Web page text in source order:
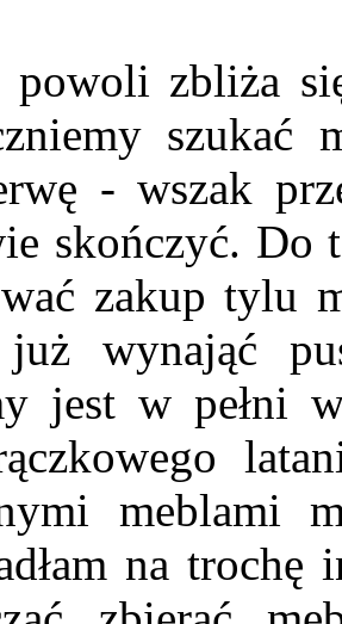
powoli zbliża
szukać
- wszak
skończyć. Do
zakup tylu
wynająć
jest w pełni
meblami
na